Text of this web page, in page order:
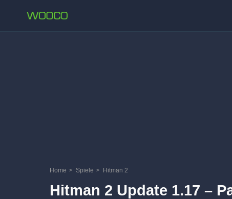
Home > Spiele > Hitman 2
Hitman 2 Update 1.17 –